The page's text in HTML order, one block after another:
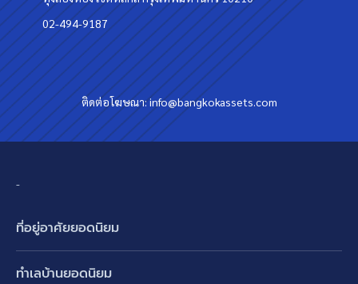
02-494-9187
ติดต่อโฆษณา:info@bangkokassets.com
-
ที่อยู่อาศัยยอดนิยม
ทำเลบ้านยอดนิยม